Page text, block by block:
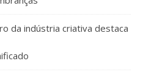
da indústria criativa destaca